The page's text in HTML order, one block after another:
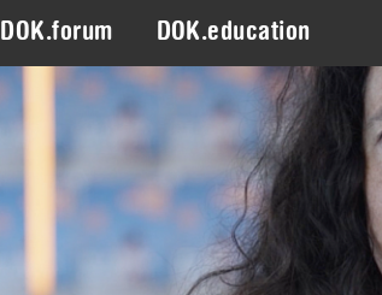
DOK.forum DOK.education